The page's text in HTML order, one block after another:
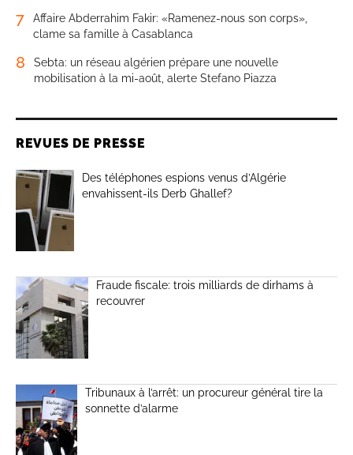
7
Affaire Abderrahim Fakir: «Ramenez-nous son corps»,
clame sa famille à Casablanca
8
Sebta: un réseau algérien prépare une nouvelle
mobilisation à la mi-août, alerte Stefano Piazza
REVUES DE PRESSE
Des téléphones espions venus d’Algérie
envahissent-ils Derb Ghallef?
Fraude fiscale: trois milliards de dirhams à
recouvrer
Tribunaux à l’arrêt: un procureur général tire la
sonnette d’alarme